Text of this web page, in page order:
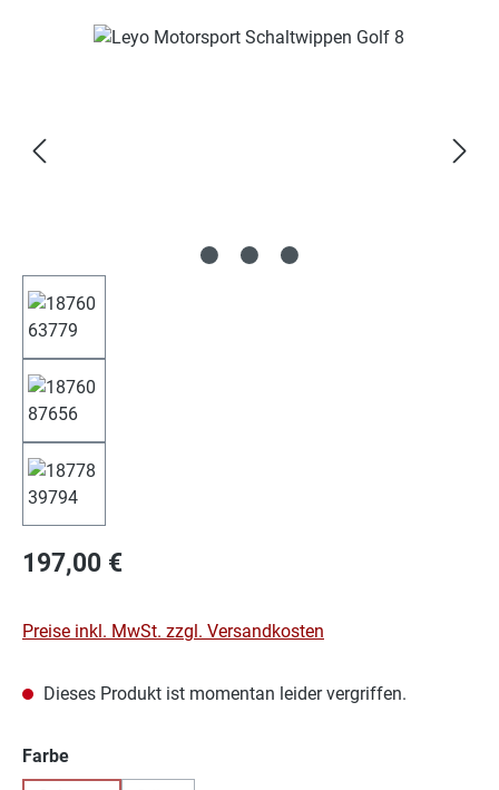
Bildergalerie überspringen
Regulärer Preis:
197,00 €
Preise inkl. MwSt. zzgl. Versandkosten
Dieses Produkt ist momentan leider vergriffen.
Farbeauswählen